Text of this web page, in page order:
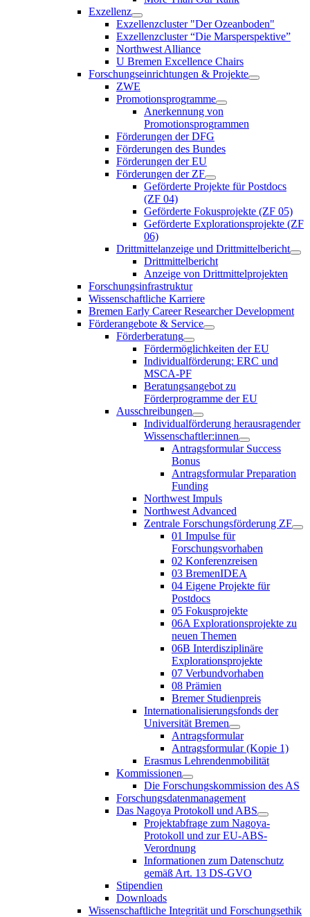
Exzellenz
Exzellenzcluster "Der Ozeanboden"
Exzellenzcluster “Die Marsperspektive”
Northwest Alliance
U Bremen Excellence Chairs
Forschungseinrichtungen & Projekte
ZWE
Promotionsprogramme
Anerkennung von
Promotionsprogrammen
Förderungen der DFG
Förderungen des Bundes
Förderungen der EU
Förderungen der ZF
Geförderte Projekte für Postdocs
(ZF 04)
Geförderte Fokusprojekte (ZF 05)
Geförderte Explorationsprojekte (ZF
06)
Drittmittelanzeige und Drittmittelbericht
Drittmittelbericht
Anzeige von Drittmittelprojekten
Forschungsinfrastruktur
Wissenschaftliche Karriere
Bremen Early Career Researcher Development
Förderangebote & Service
Förderberatung
Fördermöglichkeiten der EU
Individualförderung: ERC und
MSCA-PF
Beratungsangebot zu
Förderprogramme der EU
Ausschreibungen
Individualförderung herausragender
Wissenschaftler:innen
Antragsformular Success
Bonus
Antragsformular Preparation
Funding
Northwest Impuls
Northwest Advanced
Zentrale Forschungsförderung ZF
01 Impulse für
Forschungsvorhaben
02 Konferenzreisen
03 BremenIDEA
04 Eigene Projekte für
Postdocs
05 Fokusprojekte
06A Explorationsprojekte zu
neuen Themen
06B Interdisziplinäre
Explorationsprojekte
07 Verbundvorhaben
08 Prämien
Bremer Studienpreis
Internationalisierungsfonds der
Universität Bremen
Antragsformular
Antragsformular (Kopie 1)
Erasmus Lehrendenmobilität
Kommissionen
Die Forschungskommission des AS
Forschungsdatenmanagement
Das Nagoya Protokoll und ABS
Projektabfrage zum Nagoya-
Protokoll und zur EU-ABS-
Verordnung
Informationen zum Datenschutz
gemäß Art. 13 DS-GVO
Stipendien
Downloads
Wissenschaftliche Integrität und Forschungsethik